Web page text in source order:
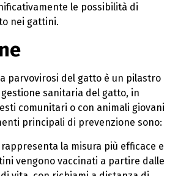
le possibilità di
nei gattini.
parvovirosi del gatto è un pilastro
sanitaria del gatto, in
comunitari o con animali giovani
principali di prevenzione sono:
rappresenta la misura più efficace e
vengono vaccinati a partire dalle